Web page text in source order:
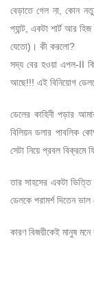
বেড়াতে গেল না, কোন
প্যান্ট, একটা শার্ট আর
যেতো)। কী করলো?
সদ্য বের হওয়া এপল-II
আছে!!! এই বিনিয়োগ
ডেলের কাহিনী পড়ার
বিলিয়ন ডলার পাবলিক
সেটা নিয়ে প্রবল বিক্রমে
তার সাহসের একটা
ডেলকে পরামর্শ দিতেন
কারণ বিজয়ীকেই মানুষ মনে